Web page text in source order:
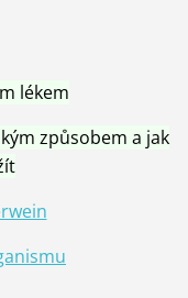
lékem
způsobem a jak